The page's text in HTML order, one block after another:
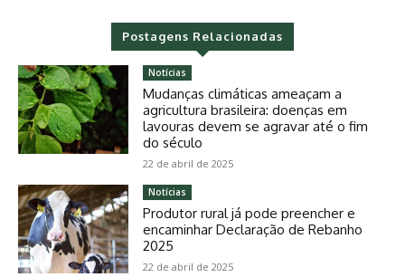
Postagens Relacionadas
Notícias
Mudanças climáticas ameaçam a
agricultura brasileira: doenças em
lavouras devem se agravar até o fim
do século
22 de abril de 2025
Notícias
Produtor rural já pode preencher e
encaminhar Declaração de Rebanho
2025
22 de abril de 2025